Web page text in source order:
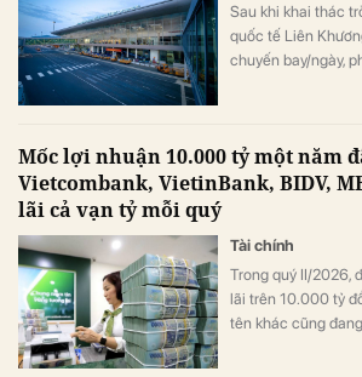
Sau khi khai thác
quốc tế Liên
chuyến bay/ngày,
Mốc lợi nhuận 10.000 tỷ một năm
Vietcombank, VietinBank, BIDV,
lãi cả vạn tỷ mỗi quý
Tài chính
Trong quý II/2026,
lãi trên 10.000 tỷ
tên khác cũng